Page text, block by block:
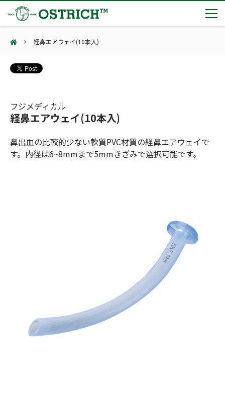
製品カテゴリー
輸血保冷庫
(Bear Avoidance)
防刃対策
(Cut Resistant)
止血・止血キット
(Massive Hemorrhage)
気道管理
検索
夏季休業のお知らせ
第7回 地域×Tech東北 ご来場ありがとうございました！
会社案内
会社案内
カタログ
オンラインショップ
English 日本語
経鼻エアウェイ(10本入)
フジメディカル
経鼻エアウェイ(10本入)
鼻出血の比較的少ない軟質PVC材質の経鼻エアウェイで
す。内径は6~8mmまで5mmきざみで選択可能です。